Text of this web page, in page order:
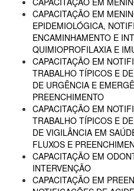
CAPACITAÇÃO EM
EPIDEMIOLÓGICA,
ENCAMINHAMENTO E
QUIMIOPROFILAXIA E
CAPACITAÇÃO EM
TRABALHO TÍPICOS E
DE URGÊNCIA E
PREENCHIMENTO
CAPACITAÇÃO EM
TRABALHO TÍPICOS E
DE VIGILÂNCIA EM
FLUXOS E
CAPACITAÇÃO EM
INTERVENÇÃO
CAPACITAÇÃO EM